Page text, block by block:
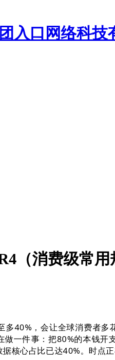
（消费级常
40%，会让全球消费者多
做一件事：把80%的本钱
核心占比已达40%。时点